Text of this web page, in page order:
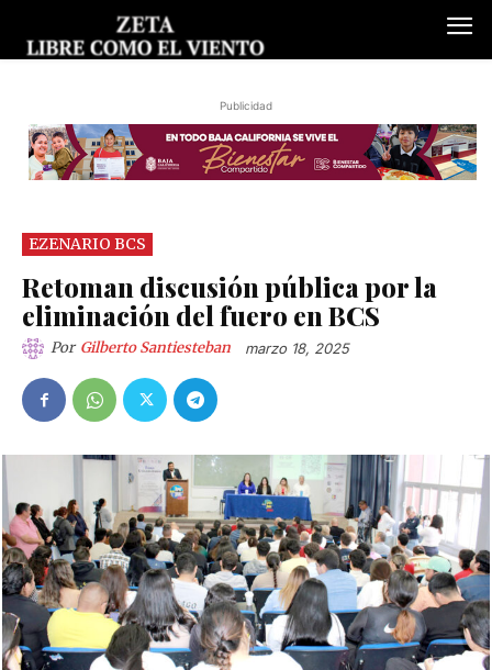
Publicidad
EZENARIO BCS
Retoman discusión pública por la
eliminación del fuero en BCS
Por Gilberto Santiesteban marzo 18, 2025